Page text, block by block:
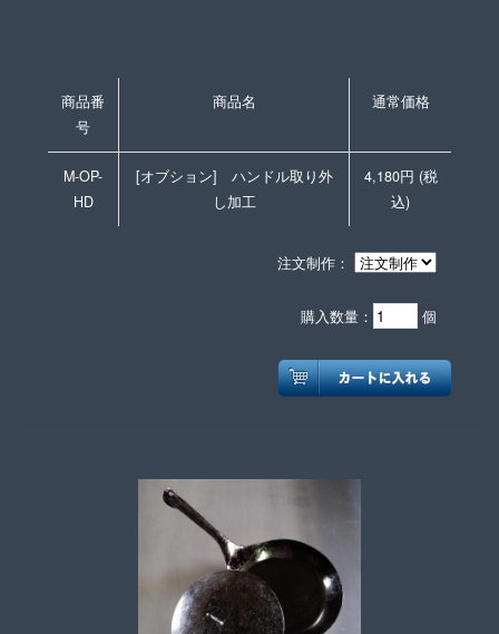
商品番
号
商品名 通常価格
M-OP-
HD
[オブション] ハンドル取り外
し加工
4,180円 (税
込)
注文制作：
購入数量： 個